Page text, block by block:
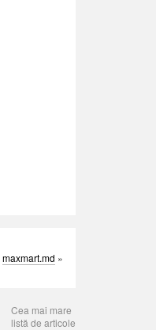
maxmart.md »
Cea mai mare
listă de articole